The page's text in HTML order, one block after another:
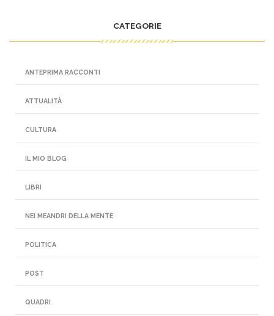
CATEGORIE
ANTEPRIMA RACCONTI
ATTUALITÀ
CULTURA
IL MIO BLOG
LIBRI
NEI MEANDRI DELLA MENTE
POLITICA
POST
QUADRI